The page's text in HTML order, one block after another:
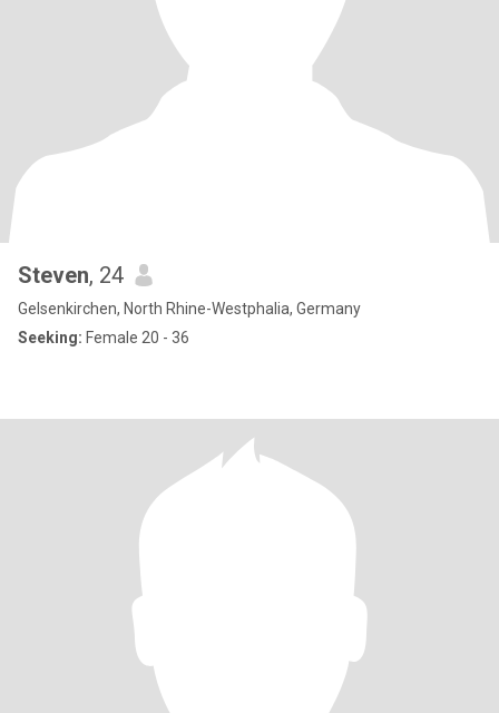
Steven, 24
Gelsenkirchen, North Rhine-Westphalia, Germany
Seeking: Female 20 - 36